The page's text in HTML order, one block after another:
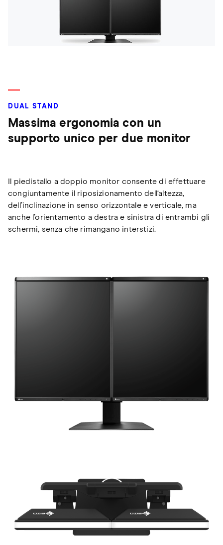
DUAL STAND
Massima ergonomia con un
supporto unico per due monitor
Il piedistallo a doppio monitor consente di effettuare
congiuntamente il riposizionamento dell‘altezza,
dell’inclinazione in senso orizzontale e verticale, ma
anche l’orientamento a destra e sinistra di entrambi gli
schermi, senza che rimangano interstizi.